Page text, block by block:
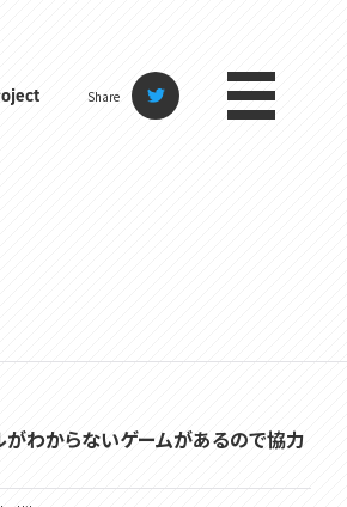
Share
がわからないゲームがあるので協力